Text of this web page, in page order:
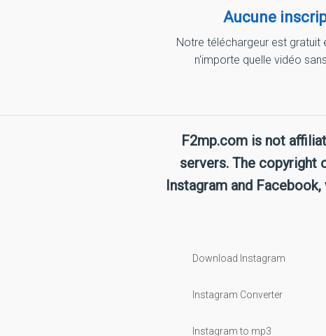
Aucune
Notre téléchargeur est
n'importe quelle vidéo
F2mp.com is not
servers. The copyright
Instagram and
Download Instagram
Instagram Converter
Instagram to mp3